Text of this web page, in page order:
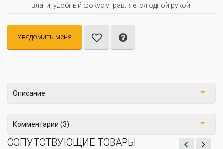
влаги, удобный фокус управляется одной рукой!
Уведомить меня
Описание
Комментарии (3)
СОПУТСТВУЮЩИЕ ТОВАРЫ